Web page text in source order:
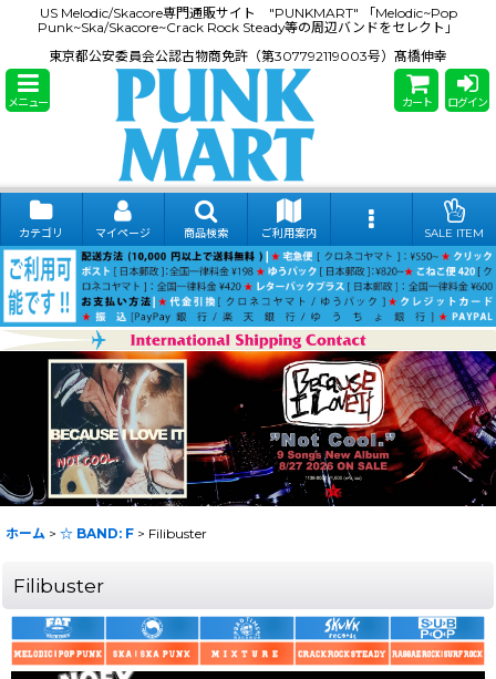
US Melodic/Skacore専門通販サイト "PUNKMART" 「Melodic~Pop
Punk~Ska/Skacore~Crack Rock Steady等の周辺バンドをセレクト」
東京都公安委員会公認古物商免許（第307792119003号）髙橋伸幸
メニュー カート ログイン
カテゴリ マイページ 商品検索 ご利用案内 SALE ITEM
ホーム > ☆ BAND: F > Filibuster
Filibuster